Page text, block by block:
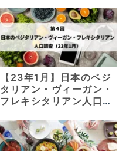
【23年1月】日本のベジ
タリアン・ヴィーガン・
フレキシタリアン人口調